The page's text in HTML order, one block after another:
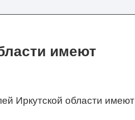
имеют
Иркутской области имеют